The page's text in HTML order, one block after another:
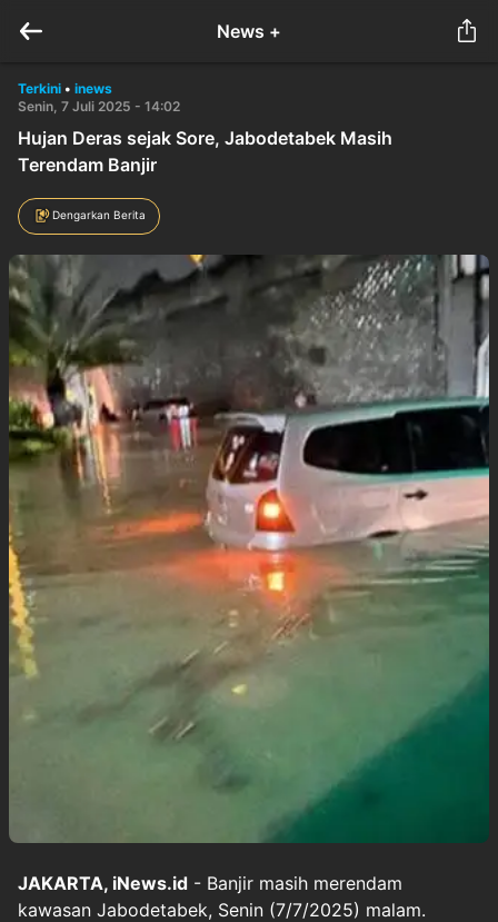
News +
Terkini • inews
Senin, 7 Juli 2025 - 14:02
Hujan Deras sejak Sore, Jabodetabek Masih
Terendam Banjir
Dengarkan Berita
JAKARTA, iNews.id - Banjir masih merendam
kawasan Jabodetabek, Senin (7/7/2025) malam.